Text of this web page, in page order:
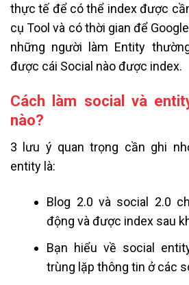
thực tế để có thể index được
cụ Tool và có thời gian để
những người làm Entity
được cái Social nào được index.
Cách làm social và
nào?
3 lưu ý quan trọng cần ghi
entity là:
Blog 2.0 và social 2.0
động và được index sau
Bạn hiểu về social
trùng lặp thông tin ở các